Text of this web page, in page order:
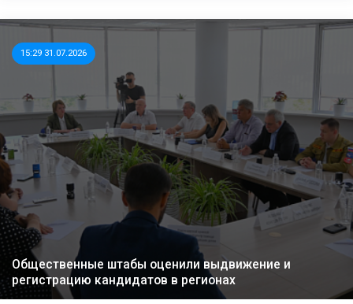
15:29 31.07.2026
Общественные штабы оценили выдвижение и
регистрацию кандидатов в регионах